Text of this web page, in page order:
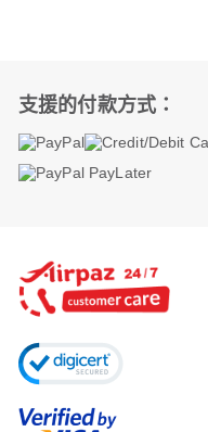
支援的付款方式：